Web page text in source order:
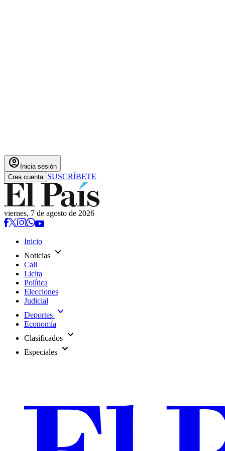
account_circle Inicia sesión
Crea cuenta SUSCRÍBETE
viernes, 7 de agosto de 2026
Inicio
Noticias expand_more
Cali
Licita
Política
Elecciones
Judicial
Deportes expand_more
Economía
Clasificados expand_more
Especiales expand_more